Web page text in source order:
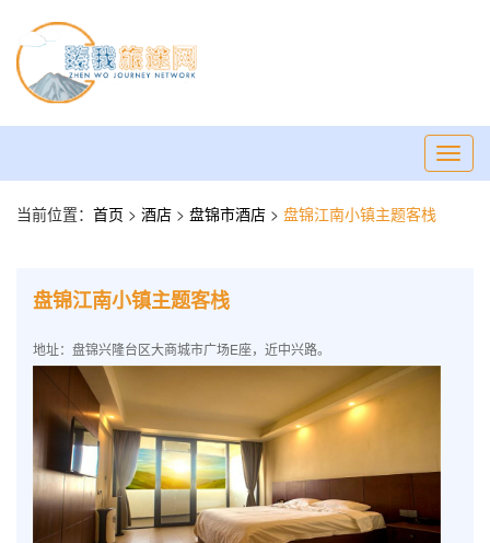
当前位置： 首页 > 酒店 > 盘锦市酒店 > 盘锦江南小镇主题客栈
盘锦江南小镇主题客栈
地址：盘锦兴隆台区大商城市广场E座，近中兴路。